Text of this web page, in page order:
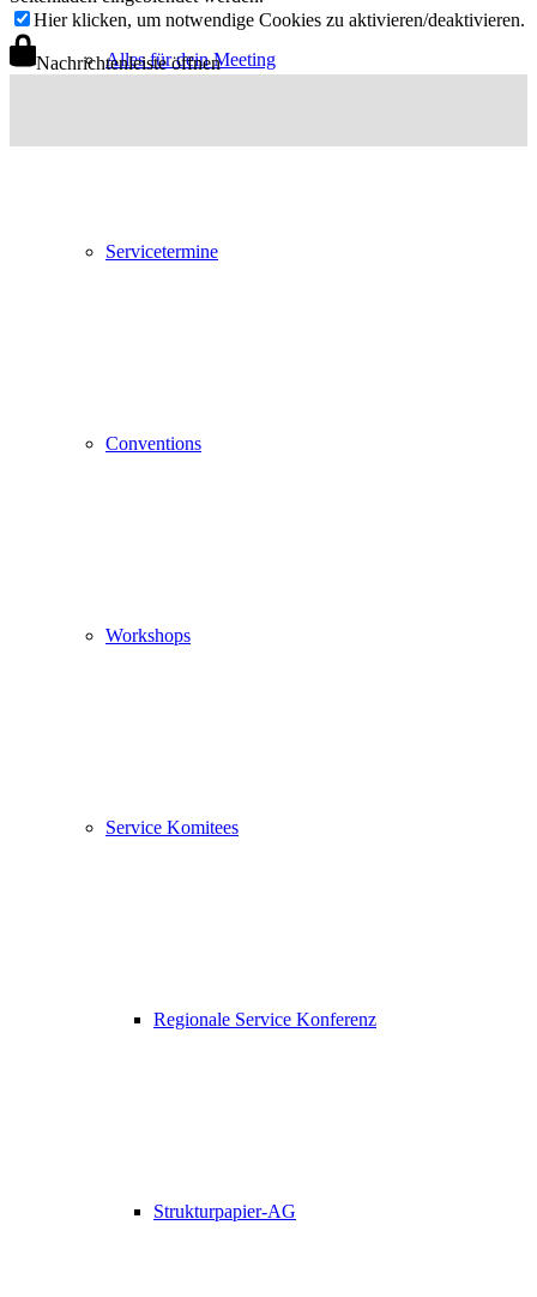
Alles für dein Meeting
Servicetermine
Conventions
Workshops
Service Komitees
Regionale Service Konferenz
Strukturpapier-AG
Hier klicken, um notwendige Cookies zu aktivieren/deaktivieren.
Nachrichtenleiste öffnen